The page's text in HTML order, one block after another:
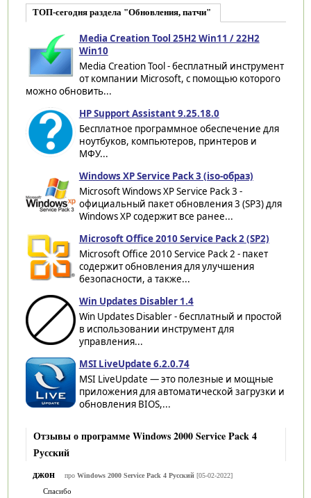
ТОП-сегодня раздела "Обновления, патчи"
Media Creation Tool 25H2 Win11 / 22H2
Win10
Media Creation Tool - бесплатный инструмент
от компании Microsoft, с помощью которого
можно обновить...
HP Support Assistant 9.25.18.0
Бесплатное программное обеспечение для
ноутбуков, компьютеров, принтеров и
МФУ...
Windows XP Service Pack 3 (iso-образ)
Microsoft Windows XP Service Pack 3 -
официальный пакет обновления 3 (SP3) для
Windows XP содержит все ранее...
Microsoft Office 2010 Service Pack 2 (SP2)
Microsoft Office 2010 Service Pack 2 - пакет
содержит обновления для улучшения
безопасности, а также...
Win Updates Disabler 1.4
Win Updates Disabler - бесплатный и простой
в использовании инструмент для
управления...
MSI LiveUpdate 6.2.0.74
MSI LiveUpdate — это полезные и мощные
приложения для автоматической загрузки и
обновления BIOS,...
Отзывы о программе Windows 2000 Service Pack 4
Русский
джон
про Windows 2000 Service Pack 4 Русский [05-02-2022]
Спасибо